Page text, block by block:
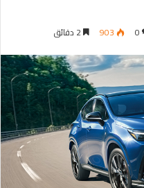
0
903